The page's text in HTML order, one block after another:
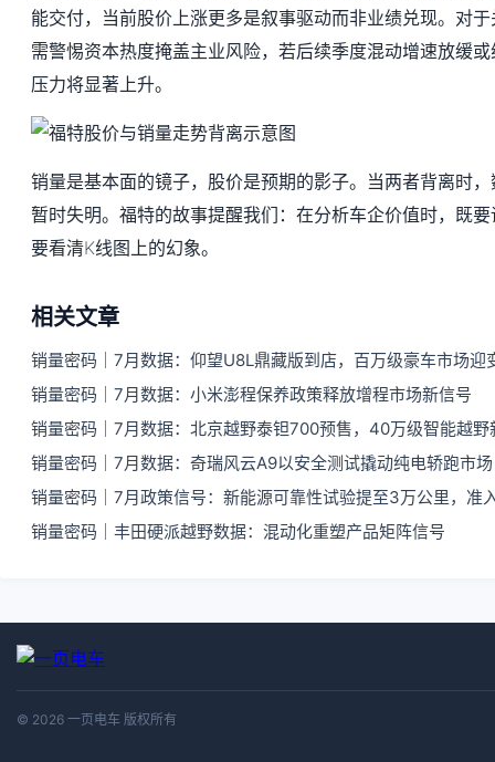
能交付，当前股价上涨更多是叙事驱动而非业绩兑现。对
需警惕资本热度掩盖主业风险，若后续季度混动增速放缓
压力将显著上升。
销量是基本面的镜子，股价是预期的影子。当两者背离时
暂时失明。福特的故事提醒我们：在分析车企价值时，既
要看清K线图上的幻象。
相关文章
销量密码｜7月数据：仰望U8L鼎藏版到店，百万级豪车市场迎
销量密码｜7月数据：小米澎程保养政策释放增程市场新信号
销量密码｜7月数据：北京越野泰钽700预售，40万级智能越野
销量密码｜7月数据：奇瑞风云A9以安全测试撬动纯电轿跑市场
销量密码｜7月政策信号：新能源可靠性试验提至3万公里，准
销量密码｜丰田硬派越野数据：混动化重塑产品矩阵信号
© 2026 一页电车 版权所有